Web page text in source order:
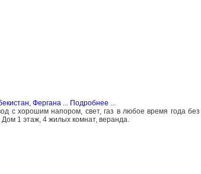
Фергана... Подробнее ...
с хорошим напором, свет, газ в любое время года
1 этаж, 4 жилых комнат, веранда.